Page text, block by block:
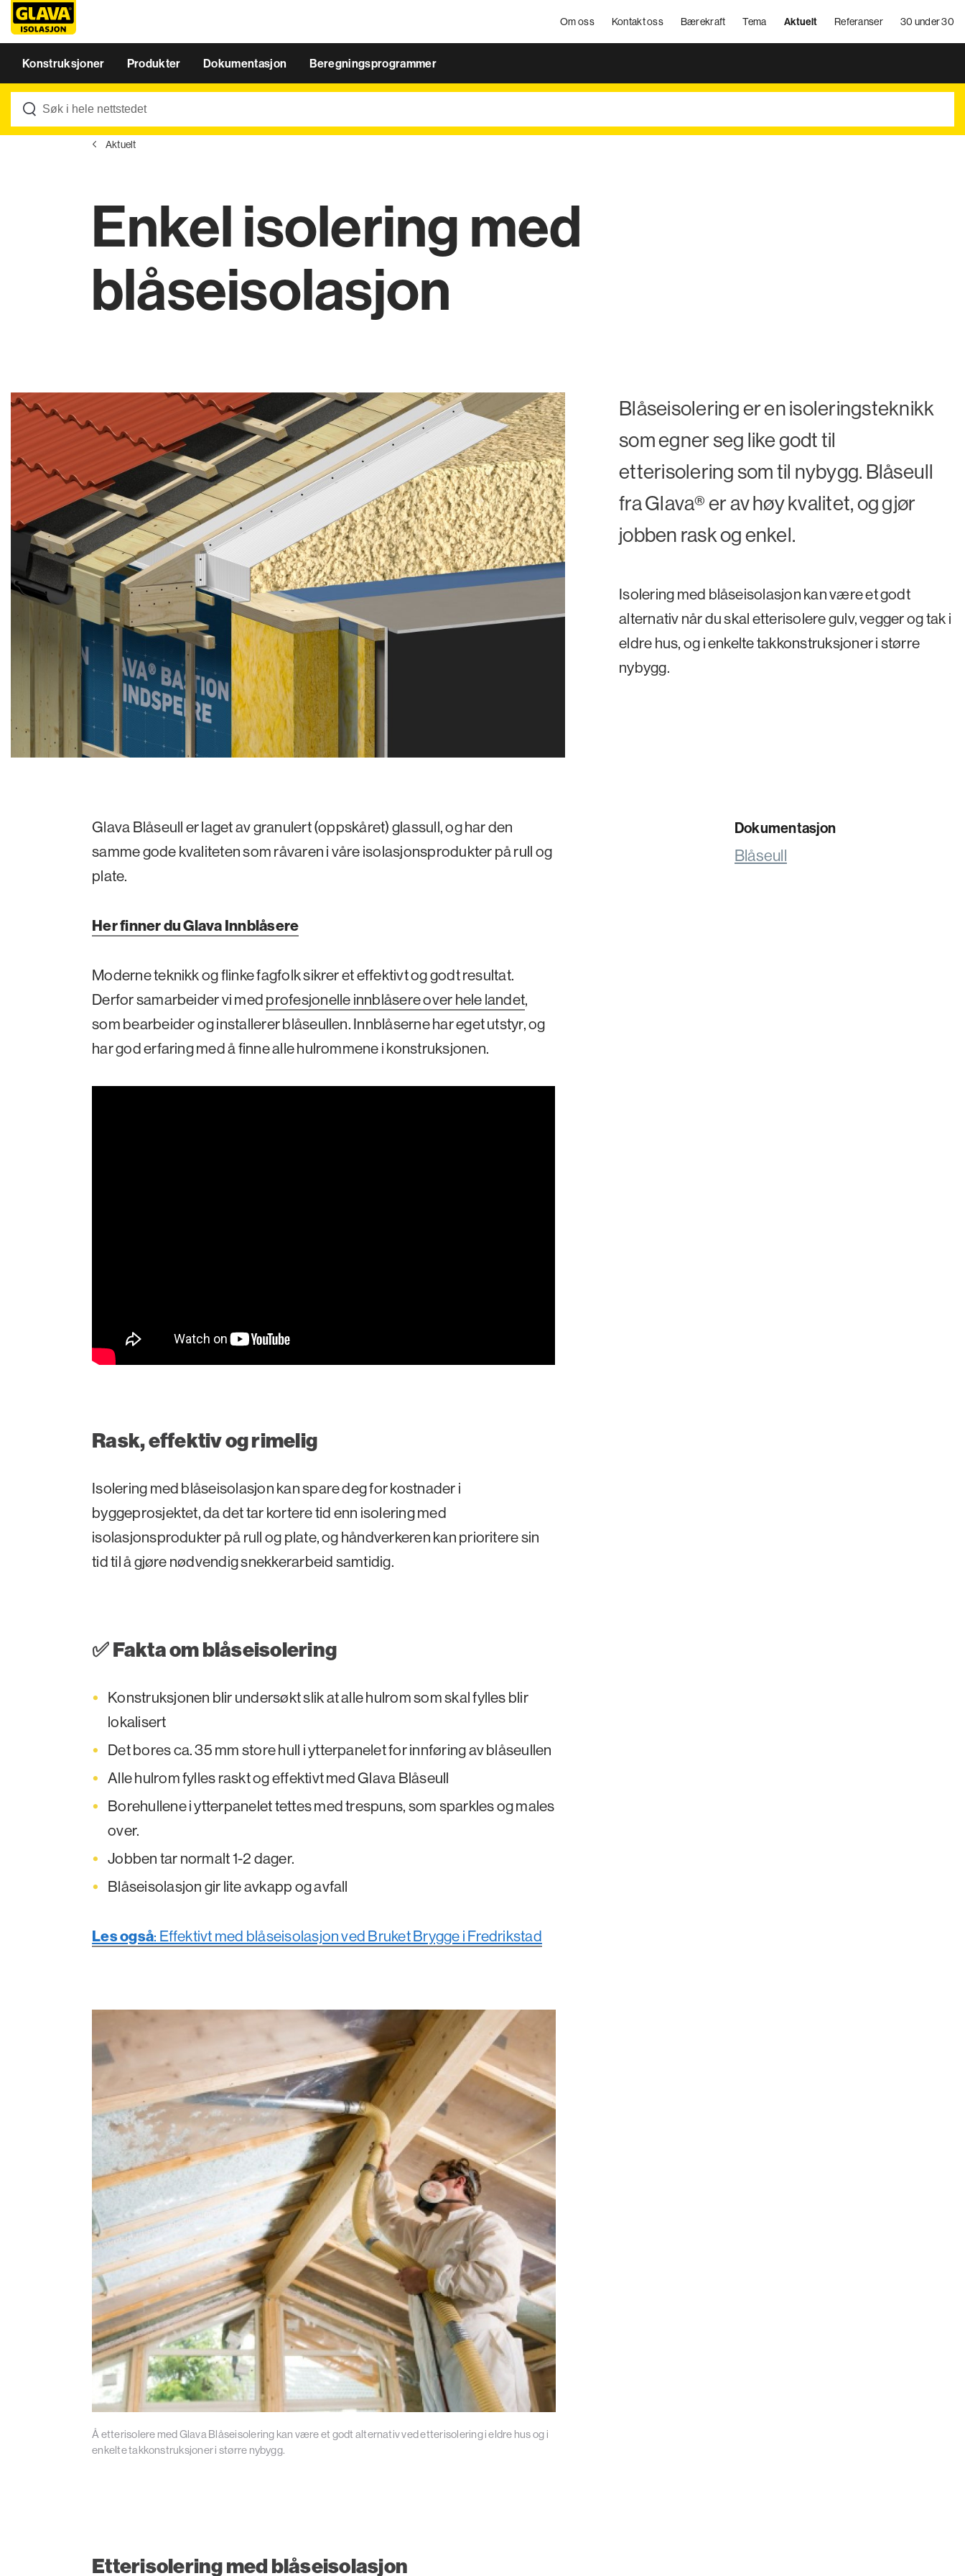
Om oss Kontakt oss Bærekraft Tema Aktuelt Referanser 30 under 30
Konstruksjoner Produkter Dokumentasjon Beregningsprogrammer
Aktuelt
Enkel isolering med
blåseisolasjon
Blåseisolering er en isoleringsteknikk
som egner seg like godt til
etterisolering som til nybygg. Blåseull
fra Glava® er av høy kvalitet, og gjør
jobben rask og enkel.
Isolering med blåseisolasjon kan være et godt
alternativ når du skal etterisolere gulv, vegger og tak i
eldre hus, og i enkelte takkonstruksjoner i større
nybygg.
Glava Blåseull er laget av granulert (oppskåret) glassull, og har den
samme gode kvaliteten som råvaren i våre isolasjonsprodukter på rull og
plate.
Her finner du Glava Innblåsere
Moderne teknikk og flinke fagfolk sikrer et effektivt og godt resultat.
Derfor samarbeider vi medprofesjonelle innblåsere over hele landet,
som bearbeider og installerer blåseullen. Innblåserne har eget utstyr, og
har god erfaring med å finne alle hulrommene i konstruksjonen.
Rask, effektiv og rimelig
Isolering med blåseisolasjon kan spare deg for kostnader i
byggeprosjektet, da det tar kortere tid enn isolering med
isolasjonsprodukter på rull og plate, og håndverkeren kan prioritere sin
tid til å gjøre nødvendig snekkerarbeid samtidig.
✅ Fakta om blåseisolering
Konstruksjonen blir undersøkt slik at alle hulrom som skal fylles blir
lokalisert
Det bores ca. 35 mm store hull i ytterpanelet for innføring av blåseullen
Alle hulrom fylles raskt og effektivt med Glava Blåseull
Borehullene i ytterpanelet tettes med trespuns, som sparkles og males
over.
Jobben tar normalt 1-2 dager.
Blåseisolasjon gir lite avkapp og avfall
Les også: Effektivt med blåseisolasjon ved Bruket Brygge i Fredrikstad
Å etterisolere med Glava Blåseisolering kan være et godt alternativ ved etterisolering i eldre hus og i
enkelte takkonstruksjoner i større nybygg.
Etterisolering med blåseisolasjon
Dokumentasjon
Blåseull